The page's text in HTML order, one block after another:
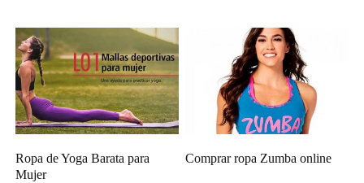
Ropa de Yoga Barata para
Mujer
Comprar ropa Zumba online